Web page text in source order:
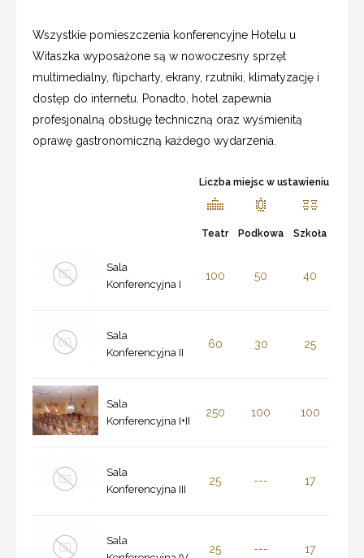
Wszystkie pomieszczenia konferencyjne Hotelu u
Witaszka wyposażone są w nowoczesny sprzęt
multimedialny, flipcharty, ekrany, rzutniki, klimatyzację i
dostęp do internetu. Ponadto, hotel zapewnia
profesjonalną obsługę techniczną oraz wyśmienitą
oprawę gastronomiczną każdego wydarzenia.
Liczba miejsc w ustawieniu
Teatr Podkowa Szkoła
Sala
Konferencyjna I
100 50 40
Sala
Konferencyjna II
60 30 25
Sala
Konferencyjna I+II
250 100 100
Sala
Konferencyjna III
25 --- 17
Sala
25 --- 17